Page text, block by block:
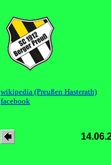
wikipedia (Preußen Hasterath)
facebook